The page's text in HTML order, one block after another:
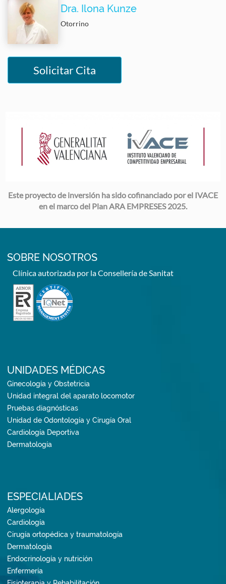
Dra. Ilona Kunze
Otorrino
Solicitar Cita
Este proyecto de inversión ha sido cofinanciado por el IVACE
en el marco del Plan ARA EMPRESES 2025.
SOBRE NOSOTROS
Clínica autorizada por la Consellería de Sanitat
UNIDADES MÉDICAS
Ginecología y Obstetricia
Unidad integral del aparato locomotor
Pruebas diagnósticas
Unidad de Odontología y Cirugía Oral
Cardiología Deportiva
Dermatología
ESPECIALIADES
Alergología
Cardiología
Cirugía ortopédica y traumatología
Dermatología
Endocrinología y nutrición
Enfermería